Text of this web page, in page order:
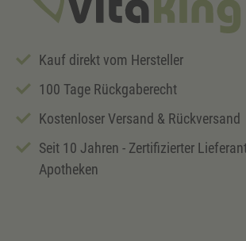
Kauf direkt vom Hersteller
100 Tage Rückgaberecht
Kostenloser Versand & Rückversand
Seit 10 Jahren - Zertifizierter
Apotheken